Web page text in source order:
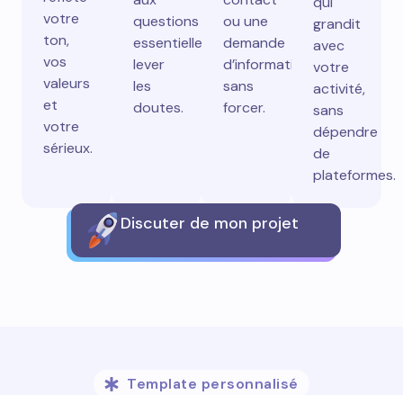
votre
ton,
vos
valeurs
et
votre
sérieux.
questions
essentielles,
lever
les
doutes.
ou une
demande
d’information
sans
forcer.
grandit
avec
votre
activité,
sans
dépendre
de
plateformes.
Discuter de mon projet
Template personnalisé